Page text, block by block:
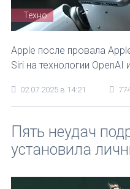
Техно
Apple после провала
Siri на технологии OpenAI
02.07.2025 в 14:21
Пять неудач
установила